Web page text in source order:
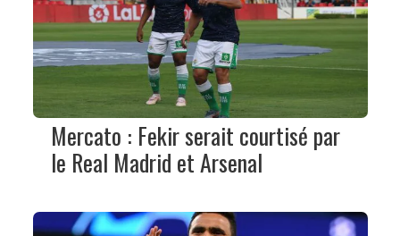
Mercato : Fekir serait courtisé par
le Real Madrid et Arsenal